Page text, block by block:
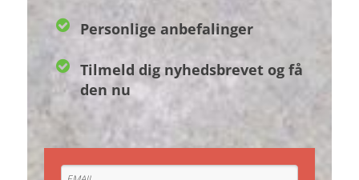
Personlige anbefalinger
Tilmeld dig nyhedsbrevet og få
den nu